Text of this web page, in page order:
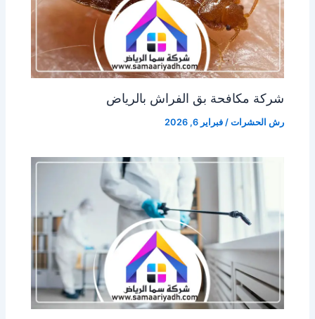
شركة مكافحة بق الفراش بالرياض
رش الحشرات /فبراير 6, 2026